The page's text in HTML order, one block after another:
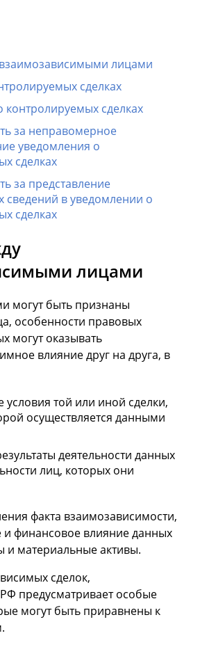
лицами
сделках
сделках
за неправомерное
уведомления о
сделках
за представление
сведений в уведомлении о
сделках
лицами
могут быть признаны
особенности правовых
могут оказывать
влияние друг на друга, в
той или иной сделки,
осуществляется данными
деятельности данных
лиц, которых они
факта взаимозависимости,
и финансовое влияние данных
и материальные активы.
сделок,
предусматривает особые
могут быть приравнены к